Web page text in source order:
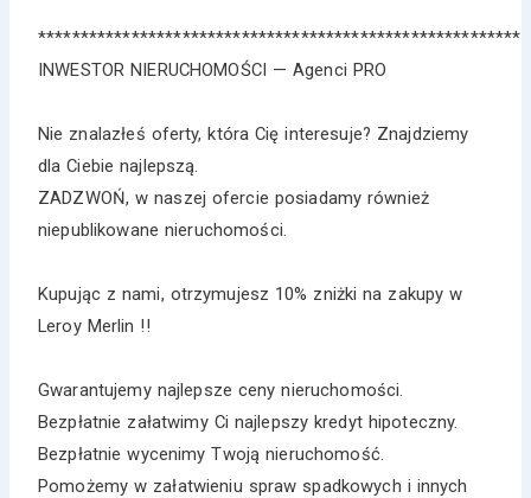
*********************************************************
INWESTOR NIERUCHOMOŚCI — Agenci PRO
Nie znalazłeś oferty, która Cię interesuje? Znajdziemy
dla Ciebie najlepszą.
ZADZWOŃ, w naszej ofercie posiadamy również
niepublikowane nieruchomości.
Kupując z nami, otrzymujesz 10% zniżki na zakupy w
Leroy Merlin !!
Gwarantujemy najlepsze ceny nieruchomości.
Bezpłatnie załatwimy Ci najlepszy kredyt hipoteczny.
Bezpłatnie wycenimy Twoją nieruchomość.
Pomożemy w załatwieniu spraw spadkowych i innych